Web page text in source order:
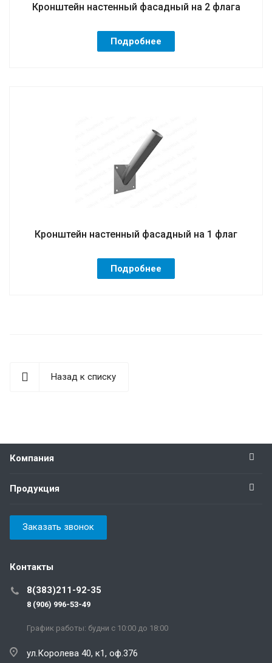
Кронштейн настенный фасадный на 2 флага
Подробнее
Кронштейн настенный фасадный на 1 флаг
Подробнее
Назад к списку
Компания
Продукция
Заказать звонок
Контакты
8(383)211-92-35
8 (906) 996-53-49
График работы: будни с 10:00 до 18:00
ул.Королева 40, к1, оф.376